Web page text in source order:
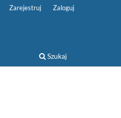
Szukaj
Zarejestruj Zaloguj